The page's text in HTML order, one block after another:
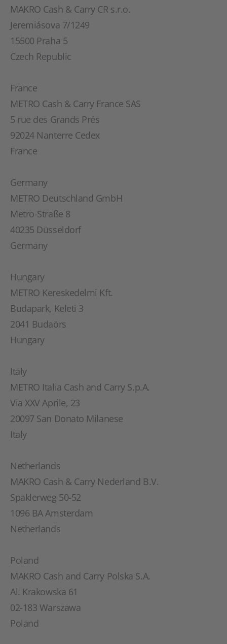
MAKRO Cash & Carry CR s.r.o.
Jeremiásova 7/1249
15500 Praha 5
Czech Republic
France
METRO Cash & Carry France SAS
5 rue des Grands Prés
92024 Nanterre Cedex
France
Germany
METRO Deutschland GmbH
Metro-Straße 8
40235 Düsseldorf
Germany
Hungary
METRO Kereskedelmi Kft.
Budapark, Keleti 3
2041 Budaörs
Hungary
Italy
METRO Italia Cash and Carry S.p.A.
Via XXV Aprile, 23
20097 San Donato Milanese
Italy
Netherlands
MAKRO Cash & Carry Nederland B.V.
Spaklerweg 50-52
1096 BA Amsterdam
Netherlands
Poland
MAKRO Cash and Carry Polska S.A.
Al. Krakowska 61
02-183 Warszawa
Poland